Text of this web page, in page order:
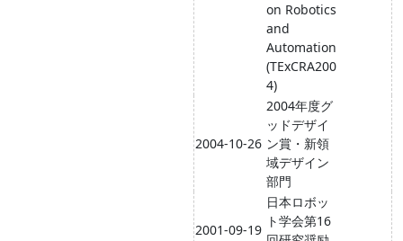
on Robotics
and
Automation
(TExCRA200
4)
2004-10-26
2004年度グ
ッドデザイ
ン賞・新領
域デザイン
部門
2001-09-19
日本ロボッ
ト学会第16